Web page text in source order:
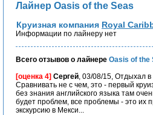
Лайнер Oasis of the Seas
Круизная компания Royal
Информации по лайнеру нет
Всего отзывов о лайнере Oasis of the
[оценка 4] Сергей, 03/08/15, Отдыхал
Сравнивать не с чем, это - первый
без знания английского языка там
будет проблем, все проблемы - это
экскурсию в Мекси...